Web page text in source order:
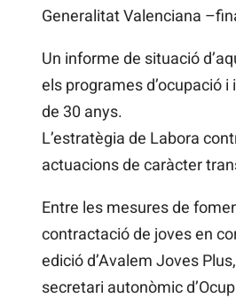
Generalitat Valenciana
Un informe de situació
els programes d’ocupació
de 30 anys.
L’estratègia de Labora
actuacions de caràcter
Entre les mesures de
contractació de joves en
edició d’Avalem Joves
secretari autonòmic